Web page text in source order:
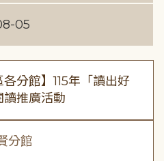
05
各分館】115年「讀出好
讀推廣活動
分館